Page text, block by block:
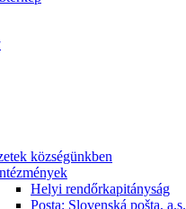
községünkben
Helyi rendőrkapitányság
Posta: Slovenská pošta, a.s.